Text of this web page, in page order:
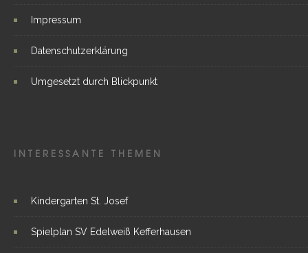
Impressum
Datenschutzerklärung
Umgesetzt durch Blickpunkt
INTERESSANTE THEMEN
Kindergarten St. Josef
Spielplan SV Edelweiß Kefferhausen